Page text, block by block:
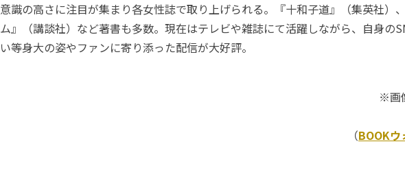
意識の高さに注目が集まり各女性誌で取り上げられる。『十和子道』（集英社）
ム』（講談社）など著書も多数。現在はテレビや雑誌にて活躍しながら、自身の
い等身大の姿やファンに寄り添った配信が大好評。
※画
（BOOKウ